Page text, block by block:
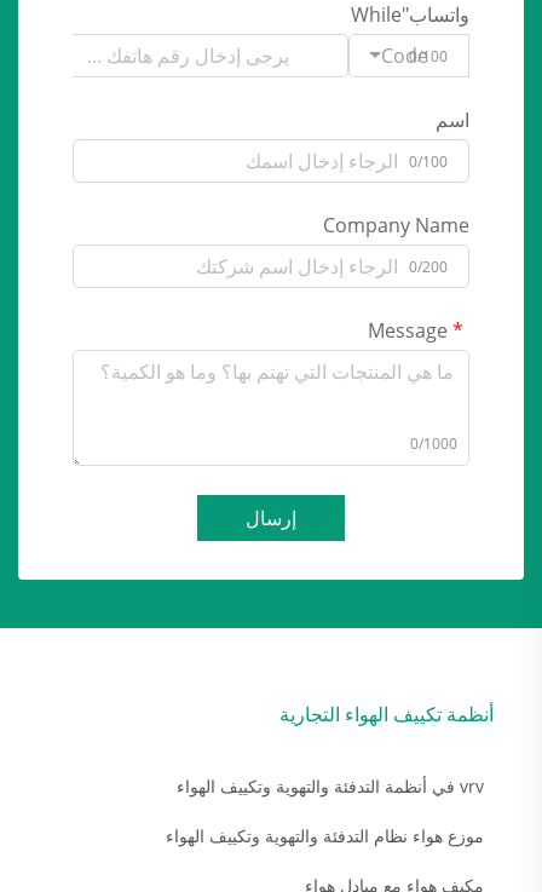
واتساب"While
Code0/100
اسم
0/100
Company Name
0/200
0/1000
إرسال
أنظمة تكييف الهواء التجارية
vrv في أنظمة التدفئة والتهوية وتكييف الهواء
موزع هواء نظام التدفئة والتهوية وتكييف الهواء
مكيف هواء مع مبادل هواء